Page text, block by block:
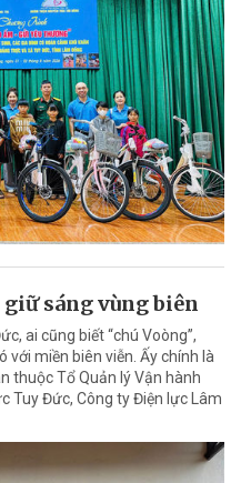
sáng vùng biên
ai cũng biết “chú Voòng”,
với miền biên viễn. Ấy chính là
thuộc Tổ Quản lý Vận hành
Tuy Đức, Công ty Điện lực Lâm